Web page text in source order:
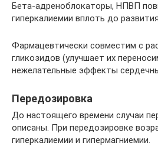
Бета-адреноблокаторы, НПВП
гиперкалиемии вплоть до
Фармацевтически совместим с
гликозидов (улучшает их
нежелательные эффекты
Передозировка
До настоящего времени случаи
описаны. При передозировке
гиперкалиемии и гипермагниемии.